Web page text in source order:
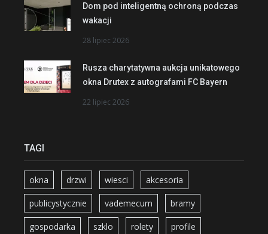
Dom pod inteligentną ochroną podczas
wakacji
28 lipiec 2026
Rusza charytatywna aukcja unikatowego
okna Drutex z autografami FC Bayern
22 lipiec 2026
TAGI
okna drzwi wiesci akcesoria
publicystycznie vademecum bramy
gospodarka szklo rolety profile